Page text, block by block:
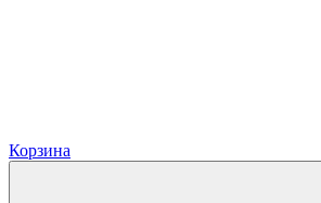
Корзина